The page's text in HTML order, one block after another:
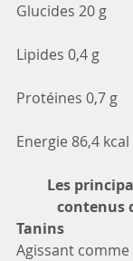
Glucides 20 g
Lipides 0,4 g
Protéines 0,7 g
Energie 86,4 kcal
Les
contenus
Tanins
Agissant